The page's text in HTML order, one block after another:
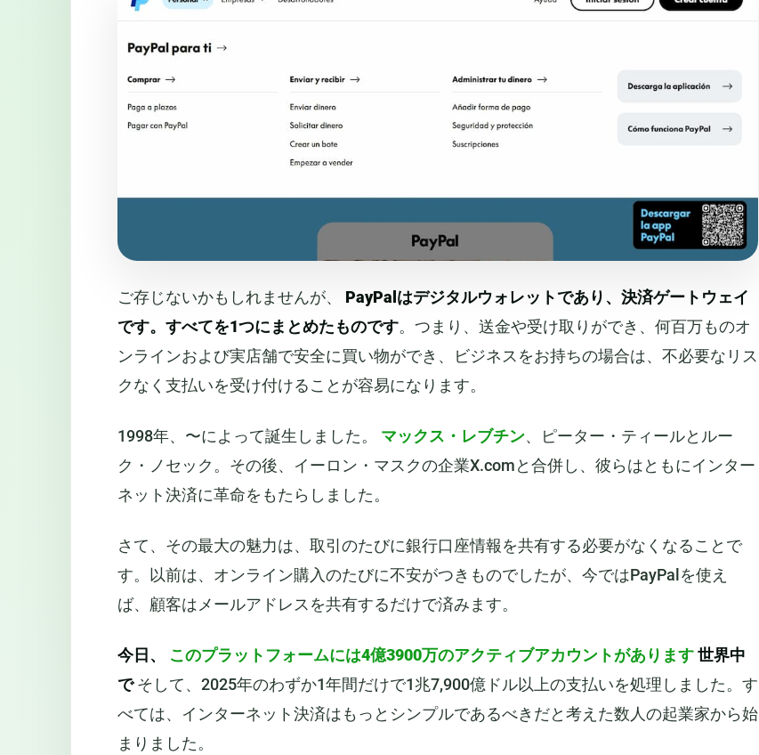
ご存じないかもしれませんが、 PayPalはデジタルウォレットであり、決済ゲートウェイ
です。すべてを1つにまとめたものです。つまり、送金や受け取りができ、何百万ものオ
ンラインおよび実店舗で安全に買い物ができ、ビジネスをお持ちの場合は、不必要なリス
クなく支払いを受け付けることが容易になります。
1998年、〜によって誕生しました。 マックス・レブチン、ピーター・ティールとルー
ク・ノセック。その後、イーロン・マスクの企業X.comと合併し、彼らはともにインター
ネット決済に革命をもたらしました。
さて、その最大の魅力は、取引のたびに銀行口座情報を共有する必要がなくなることで
す。以前は、オンライン購入のたびに不安がつきものでしたが、今ではPayPalを使え
ば、顧客はメールアドレスを共有するだけで済みます。
今日、 このプラットフォームには4億3900万のアクティブアカウントがあります世界中
でそして、2025年のわずか1年間だけで1兆7,900億ドル以上の支払いを処理しました。す
べては、インターネット決済はもっとシンプルであるべきだと考えた数人の起業家から始
まりました。